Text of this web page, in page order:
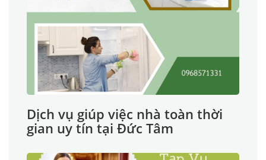
Dịch vụ giúp việc nhà toàn thời
gian uy tín tại Đức Tâm